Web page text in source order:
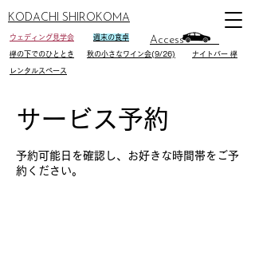
KODACHI SHIROKOMA
ウェディング見学会 週末の食卓 Access
欅の下でのひととき 秋の小さなワイン会(9/26) ナイトバー 欅
レンタルスペース
サービス予約
予約可能日を確認し、お好きな時間帯をご予
約ください。